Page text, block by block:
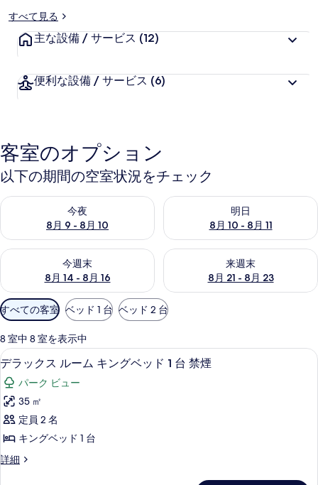
真すべて見る
主な設備 / サービス (12)
便利な設備 / サービス (6)
客室のオプション
以下の期間の空室状況をチェック
今夜
8月 9 - 8月 10
今夜 8月 9 - 8月 10 の空室状況をチェック
明日
8月 10 - 8月 11
明日 8月 10 - 8月 11 の空室状
今週末
8月 14 - 8月 16
今週末 8月 14 - 8月 16 の空室状況をチェック
来週末
8月 21 - 8月 23
来週末 8月 21 - 8月 23 の空室
利
用
可
能
な
客
室
の
り
込
すべての客室 ベッド 1 台 ベッド 2 台
8 室中 8 室を表示中
デ
ラ
ッ
ク
ス
ー
セーフティボックス (室内)、デスク
6
デラックス ルーム キングベッド 1 台 禁煙
パーク ビュー
35 ㎡
定員 2 名
キングベッド 1 台
詳細
デ